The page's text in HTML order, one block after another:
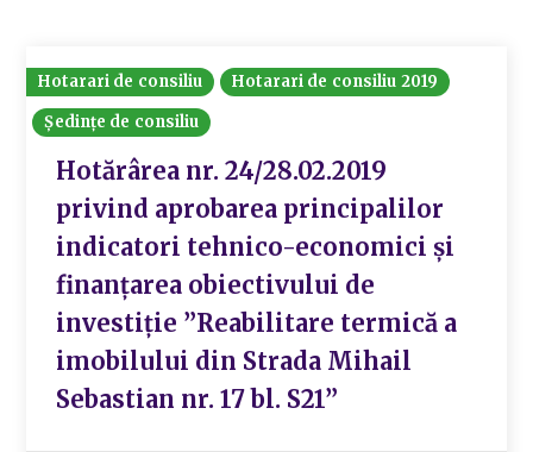
Hotarari de consiliu
Hotarari de consiliu 2019
Ședințe de consiliu
Hotărârea nr. 24/28.02.2019
privind aprobarea principalilor
indicatori tehnico-economici și
finanțarea obiectivului de
investiție ”Reabilitare termică a
imobilului din Strada Mihail
Sebastian nr. 17 bl. S21”